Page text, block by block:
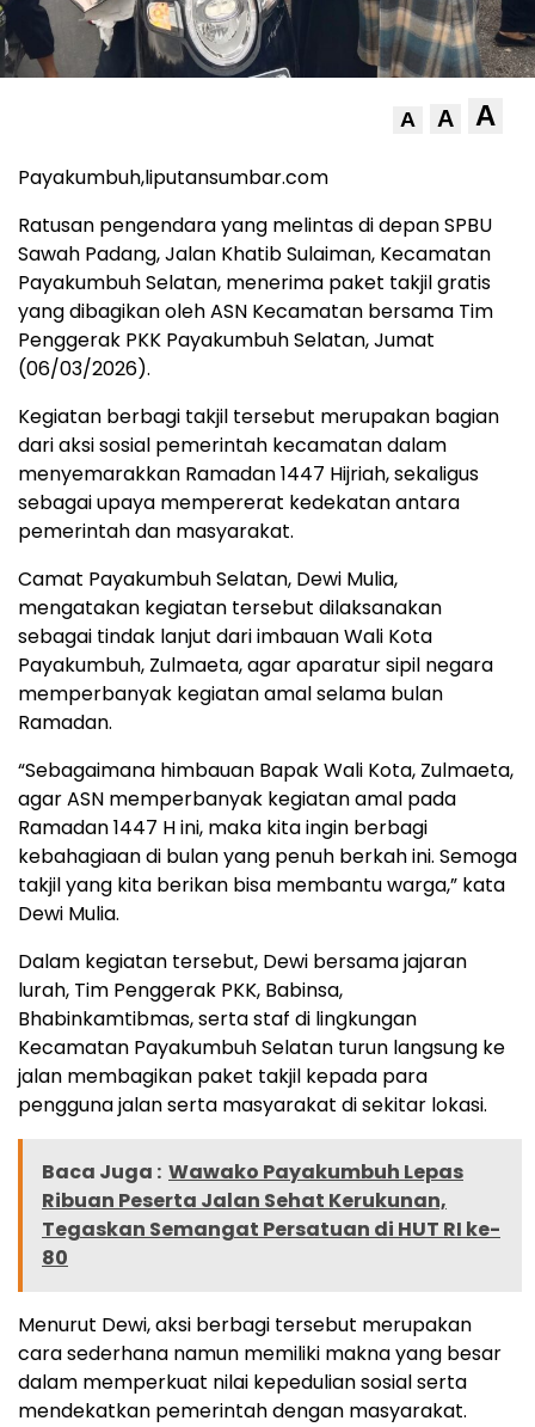
A A A
Payakumbuh,liputansumbar.com
Ratusan pengendara yang melintas di depan SPBU
Sawah Padang, Jalan Khatib Sulaiman, Kecamatan
Payakumbuh Selatan, menerima paket takjil gratis
yang dibagikan oleh ASN Kecamatan bersama Tim
Penggerak PKK Payakumbuh Selatan, Jumat
(06/03/2026).
Kegiatan berbagi takjil tersebut merupakan bagian
dari aksi sosial pemerintah kecamatan dalam
menyemarakkan Ramadan 1447 Hijriah, sekaligus
sebagai upaya mempererat kedekatan antara
pemerintah dan masyarakat.
Camat Payakumbuh Selatan, Dewi Mulia,
mengatakan kegiatan tersebut dilaksanakan
sebagai tindak lanjut dari imbauan Wali Kota
Payakumbuh, Zulmaeta, agar aparatur sipil negara
memperbanyak kegiatan amal selama bulan
Ramadan.
“Sebagaimana himbauan Bapak Wali Kota, Zulmaeta,
agar ASN memperbanyak kegiatan amal pada
Ramadan 1447 H ini, maka kita ingin berbagi
kebahagiaan di bulan yang penuh berkah ini. Semoga
takjil yang kita berikan bisa membantu warga,” kata
Dewi Mulia.
Dalam kegiatan tersebut, Dewi bersama jajaran
lurah, Tim Penggerak PKK, Babinsa,
Bhabinkamtibmas, serta staf di lingkungan
Kecamatan Payakumbuh Selatan turun langsung ke
jalan membagikan paket takjil kepada para
pengguna jalan serta masyarakat di sekitar lokasi.
Baca Juga : Wawako Payakumbuh Lepas
Ribuan Peserta Jalan Sehat Kerukunan,
Tegaskan Semangat Persatuan di HUT RI ke-
80
Menurut Dewi, aksi berbagi tersebut merupakan
cara sederhana namun memiliki makna yang besar
dalam memperkuat nilai kepedulian sosial serta
mendekatkan pemerintah dengan masyarakat.